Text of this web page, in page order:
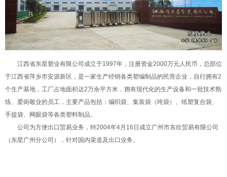
江西省东星塑业有限公司成立于1997年，注册资金2000万元人民币，总部位
于江西省萍乡市安源新区，是一家生产经销各类塑编制品的民营企业，自行拥有2
个生产基地，工厂占地面积达2万余平方米，拥有现代化的生产设备和一批技术熟
练、爱岗敬业的员工，主要产品包括：编织袋、集装袋（吨袋）、纸塑复合袋、
手提袋、网眼袋等各类塑料制品。
公司为方便出口贸易业务，特2004年4月16日成立广州市东欣贸易有限公司
（东星广州分公司），针对国内渠道及出口业务。